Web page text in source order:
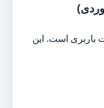
باربری است. این